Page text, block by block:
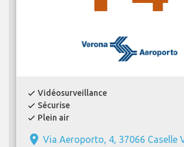
check Vidéosurveillance
check Sécurise
check Plein air
place Via Aeroporto, 4, 37066 Caselle